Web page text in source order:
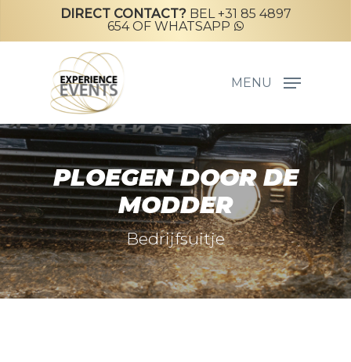
content
DIRECT CONTACT?BEL +31 85 4897
654OF WHATSAPP
MENU
PLOEGEN DOOR DE
MODDER
Bedrijfsuitje